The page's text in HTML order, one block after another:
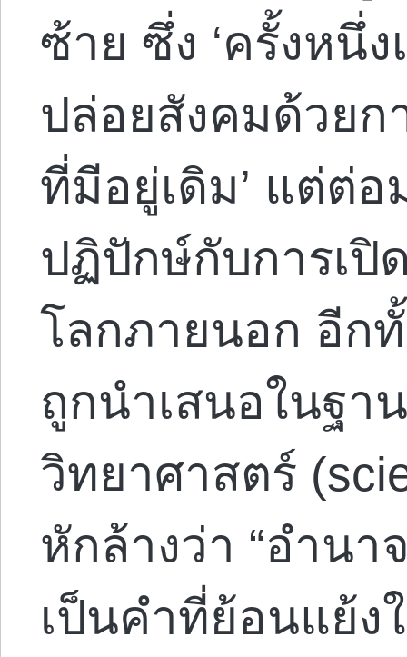
ซ้าย ซึ่ง ‘ครั้งหนึ่
ปล่อยสังคมด้วยก
ที่มีอยู่เดิม’ แต่ต่
ปฏิปักษ์กับการเปิ
โลกภายนอก อีกทั้
ถูกนำเสนอในฐา
วิทยาศาสตร์
หักล้างว่า “อำนา
เป็นคำที่ย้อนแย้ง